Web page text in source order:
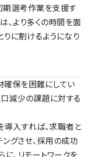
期選考作業を支援す
、より多くの時間を面
に割けるようになり
確保を困難にしてい
口減少の課題に対する
導入すれば、求職者と
グさせ、採用の成功